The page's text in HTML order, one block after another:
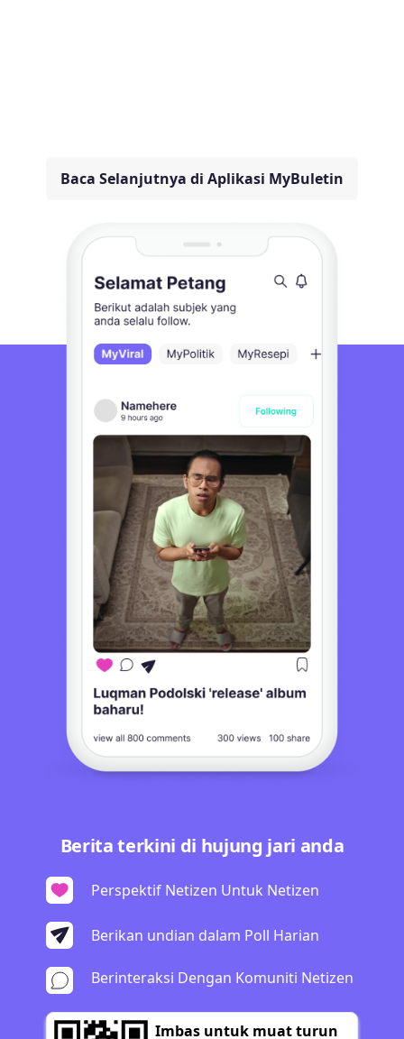
Baca Selanjutnya di Aplikasi MyBuletin
Berita terkini di hujung jari anda
Perspektif Netizen Untuk Netizen
Berikan undian dalam Poll Harian
Berinteraksi Dengan Komuniti Netizen
Imbas untuk muat turun